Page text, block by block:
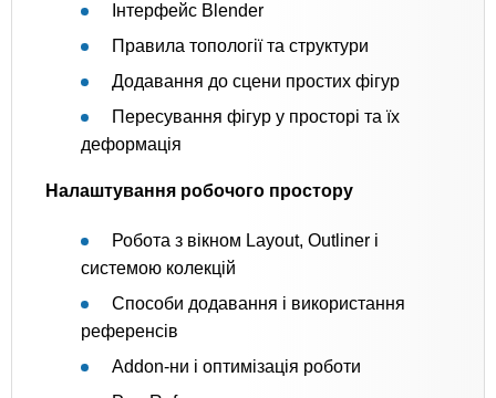
Інтерфейс Blender
Правила топології та структури
Додавання до сцени простих фігур
Пересування фігур у просторі та їх
деформація
Налаштування робочого простору
Робота з вікном Layout, Outliner і
системою колекцій
Способи додавання і використання
референсів
Addon-ни і оптимізація роботи